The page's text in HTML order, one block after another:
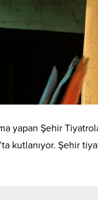
yapan Şehir
kutlanıyor. Şehir